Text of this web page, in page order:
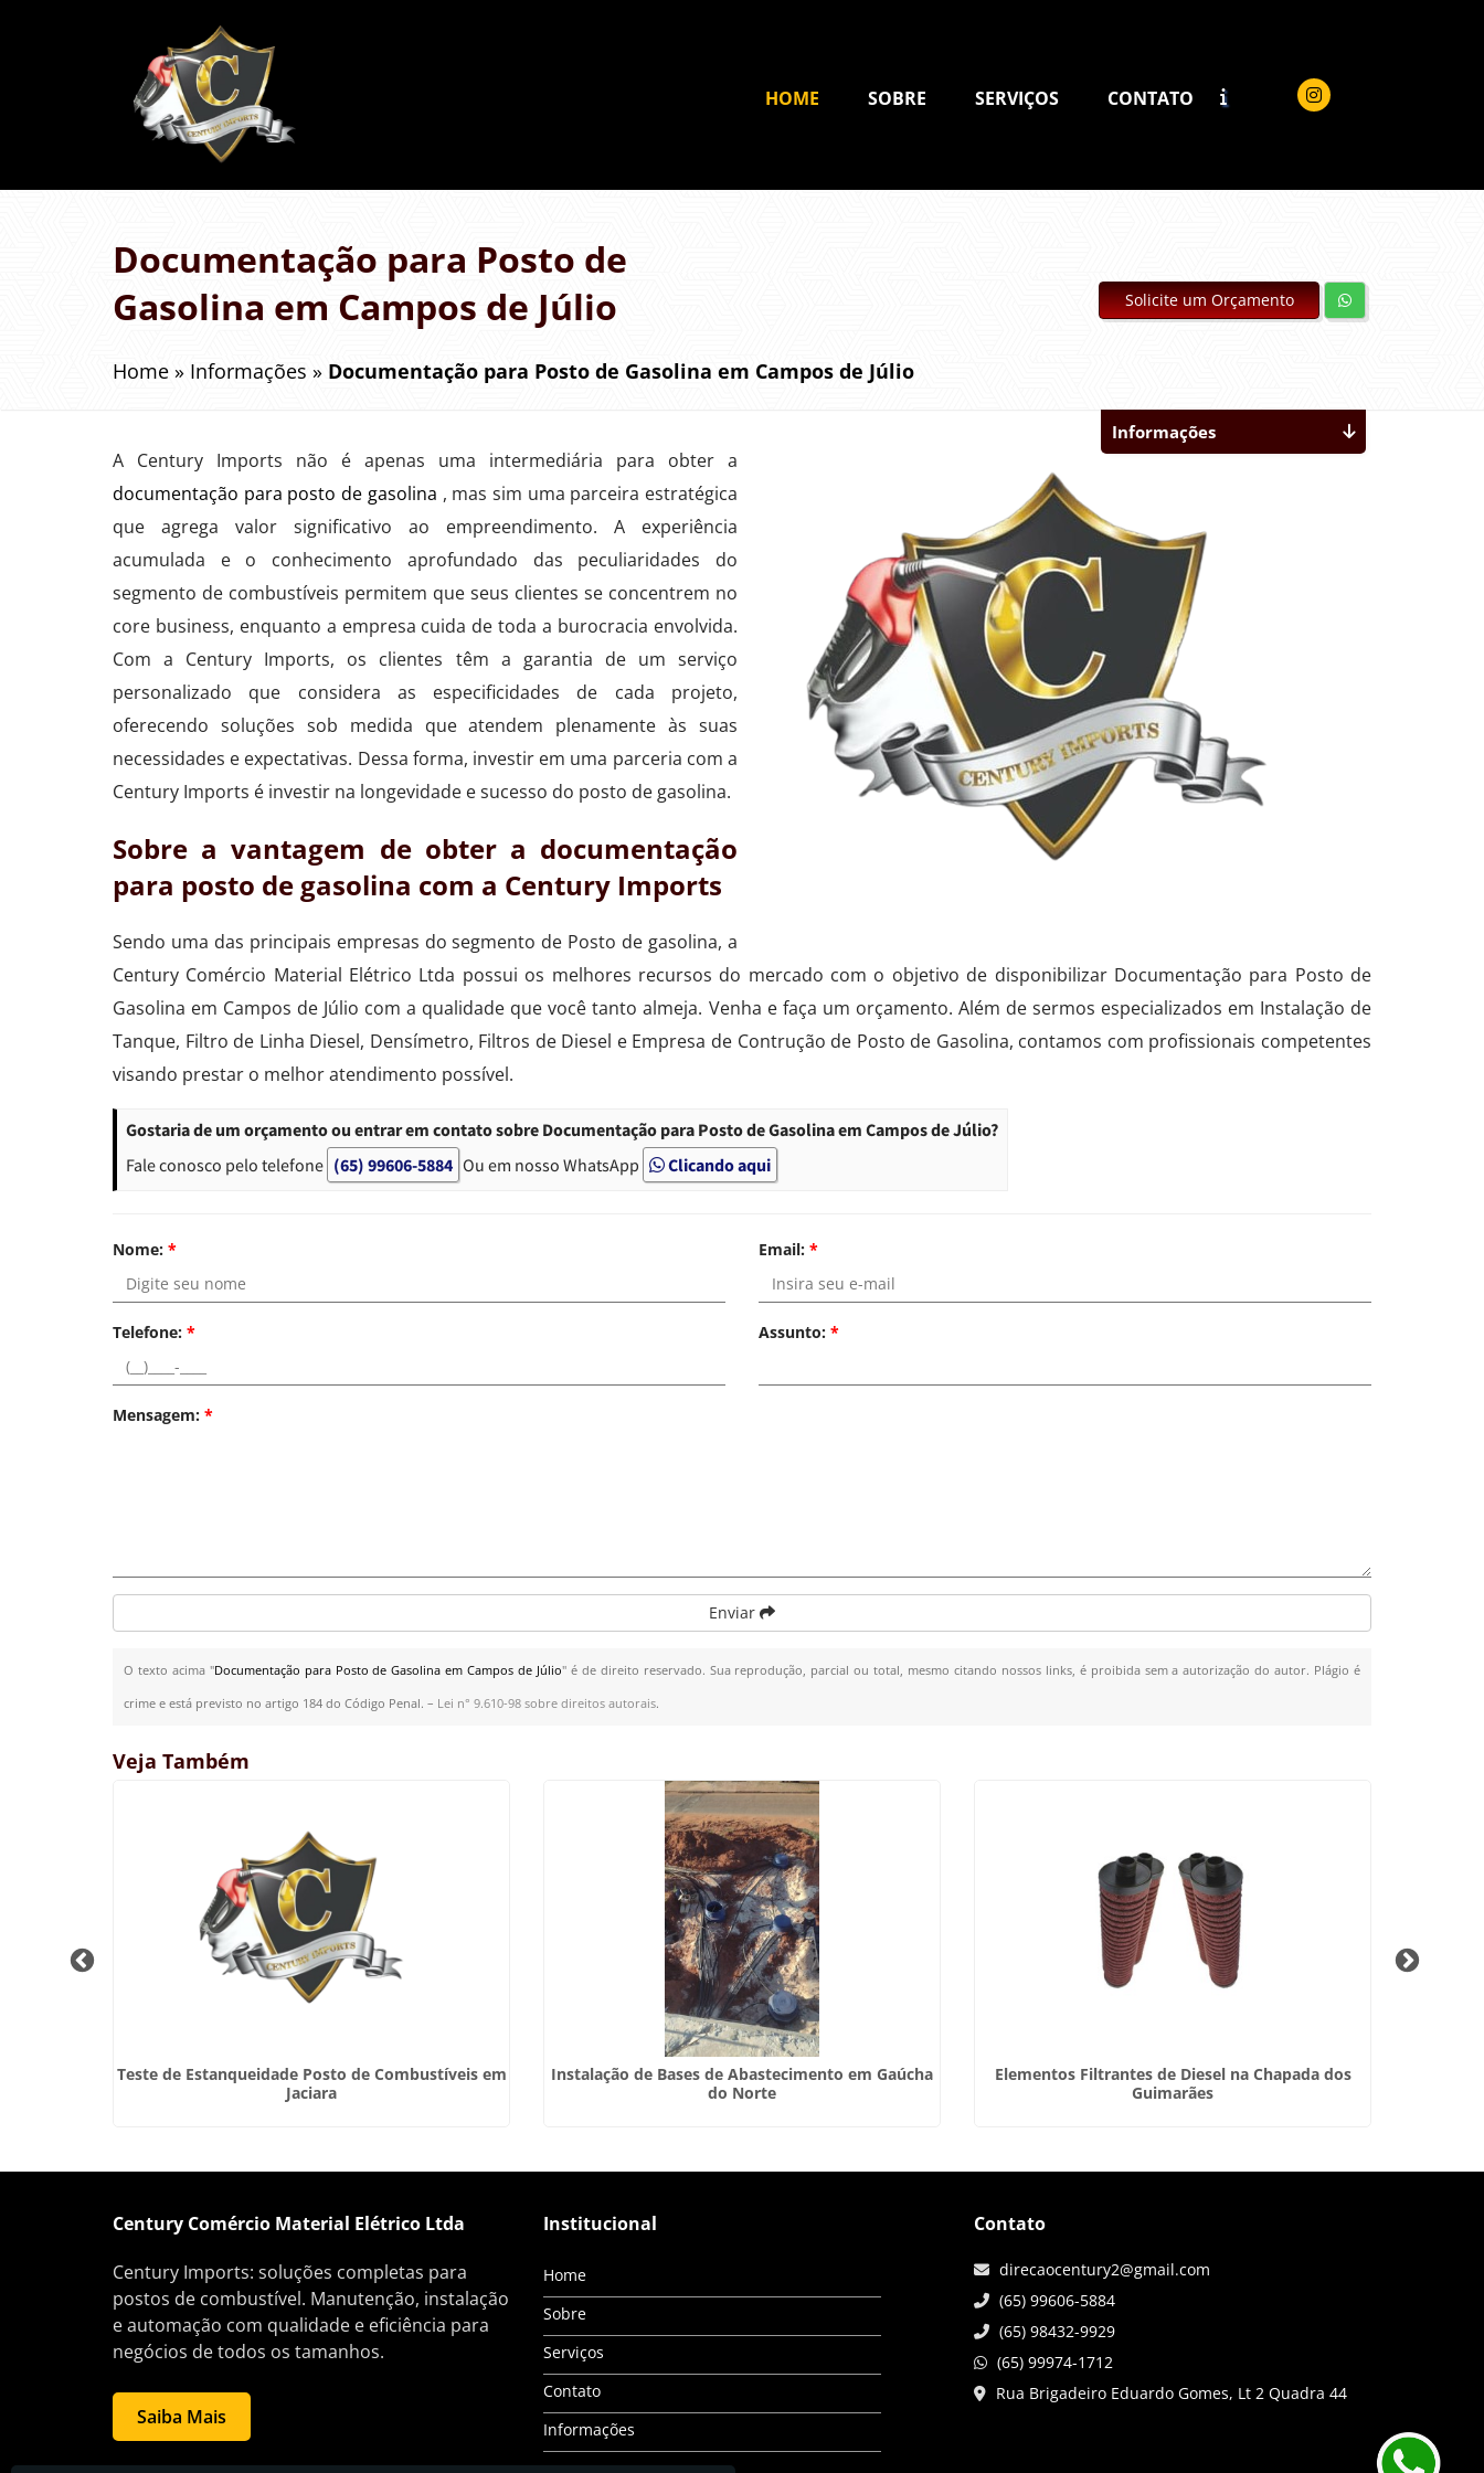
HOME SOBRE SERVIÇOS CONTATO
Documentação para Posto de
Gasolina em Campos de Júlio
Home » Informações » Documentação para Posto de Gasolina em Campos de Júlio
Solicite um Orçamento
A Century Imports não é apenas uma intermediária para obter a
documentação para posto de gasolina , mas sim uma parceira estratégica
que agrega valor significativo ao empreendimento. A experiência
acumulada e o conhecimento aprofundado das peculiaridades do
segmento de combustíveis permitem que seus clientes se concentrem no
core business, enquanto a empresa cuida de toda a burocracia envolvida.
Com a Century Imports, os clientes têm a garantia de um serviço
personalizado que considera as especificidades de cada projeto,
oferecendo soluções sob medida que atendem plenamente às suas
necessidades e expectativas. Dessa forma, investir em uma parceria com a
Century Imports é investir na longevidade e sucesso do posto de gasolina.
Sobre a vantagem de obter a documentação
para posto de gasolina com a Century Imports
Sendo uma das principais empresas do segmento de Posto de gasolina, a
Century Comércio Material Elétrico Ltda possui os melhores recursos do mercado com o objetivo de disponibilizar Documentação para Posto de
Gasolina em Campos de Júlio com a qualidade que você tanto almeja. Venha e faça um orçamento. Além de sermos especializados em Instalação de
Tanque, Filtro de Linha Diesel, Densímetro, Filtros de Diesel e Empresa de Contrução de Posto de Gasolina, contamos com profissionais competentes
visando prestar o melhor atendimento possível.
Gostaria de um orçamento ou entrar em contato sobre Documentação para Posto de Gasolina em Campos de Júlio?
Fale conosco pelo telefone (65) 99606-5884 Ou em nosso WhatsApp Clicando aqui
Nome: * Email: *
Telefone: * Assunto: *
Mensagem: *
Enviar
O texto acima "Documentação para Posto de Gasolina em Campos de Júlio" é de direito reservado. Sua reprodução, parcial ou total, mesmo citando nossos links, é proibida sem a autorização do autor. Plágio é
crime e está previsto no artigo 184 do Código Penal. – Lei n° 9.610-98 sobre direitos autorais.
Informações
Veja Também
Teste de Estanqueidade Posto de Combustíveis em
Jaciara
Instalação de Bases de Abastecimento em Gaúcha
do Norte
Elementos Filtrantes de Diesel na Chapada dos
Guimarães
Century Comércio Material Elétrico Ltda
Century Imports: soluções completas para
postos de combustível. Manutenção, instalação
e automação com qualidade e eficiência para
negócios de todos os tamanhos.
Saiba Mais
Institucional
Home
Sobre
Serviços
Contato
Informações
Contato
direcaocentury2@gmail.com
(65) 99606-5884
(65) 98432-9929
(65) 99974-1712
Rua Brigadeiro Eduardo Gomes, Lt 2 Quadra 44